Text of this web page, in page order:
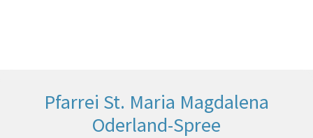
Pfarrei St. Maria Magdalena
Oderland-Spree